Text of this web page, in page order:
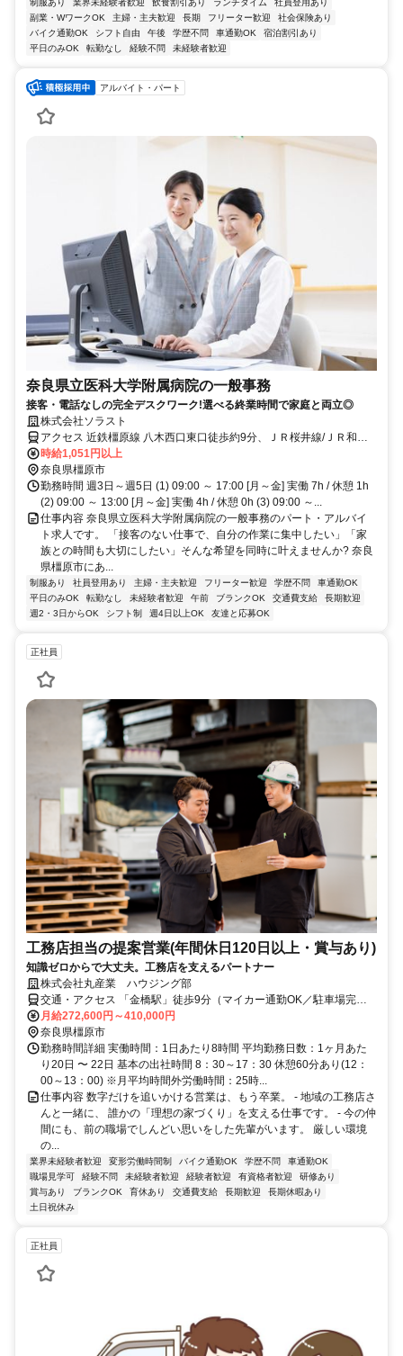
制服あり 業界未経験者歓迎 飲食割引あり ランチタイム
社員登用あり
副業・WワークOK
主婦・主夫歓迎 長期 フリーター歓迎
社会保険あり
バイク通勤OK
シフト自由 午後 学歴不問 車通勤OK
宿泊割引あり
平日のみOK
転勤なし 経験不問 未経験者歓迎
アルバイト・パート
奈良県立医科大学附属病院の一般事務
接客・電話なしの完全デスクワーク!選べる終業時間で家庭と両立◎
株式会社ソラスト
アクセス 近鉄橿原線 八木西口東口徒歩約9分、ＪＲ桜井線/ＪＲ和歌
山線 畝傍徒歩約9分、近鉄大阪線 大和八木南口徒歩約14分 「八木西
口駅」徒歩10分、「畝傍駅」徒歩10分
時給1,051円以上
奈良県橿原市
勤務時間 週3日～週5日 (1) 09:00 ～ 17:00 [月～金] 実働 7h / 休憩 1h
(2) 09:00 ～ 13:00 [月～金] 実働 4h / 休憩 0h (3) 09:00 ～...
仕事内容 奈良県立医科大学附属病院の一般事務のパート・アルバイ
ト求人です。 「接客のない仕事で、自分の作業に集中したい」「家
族との時間も大切にしたい」そんな希望を同時に叶えませんか? 奈良
県橿原市にあ...
制服あり 社員登用あり 主婦・主夫歓迎 フリーター歓迎 学歴不問
車通勤OK
平日のみOK
転勤なし 未経験者歓迎 午前 ブランクOK 交通費支給
長期歓迎
週2・3日からOK
シフト制 週4日以上OK 友達と応募OK
正社員
工務店担当の提案営業(年間休日120日以上・賞与あり)
知識ゼロからで大丈夫。工務店を支えるパートナー
株式会社丸産業 ハウジング部
交通・アクセス 「金橋駅」徒歩9分（マイカー通勤OK／駐車場完
備）
月給272,600円～410,000円
奈良県橿原市
勤務時間詳細 実働時間：1日あたり8時間 平均勤務日数：1ヶ月あた
り20日 〜 22日 基本の出社時間 8：30～17：30 休憩60分あり(12：
00～13：00) ※月平均時間外労働時間：25時...
仕事内容 数字だけを追いかける営業は、もう卒業。 - 地域の工務店さ
んと一緒に、 誰かの「理想の家づくり」を支える仕事です。 - 今の仲
間にも、前の職場でしんどい思いをした先輩がいます。 厳しい環境
の...
業界未経験者歓迎 変形労働時間制 バイク通勤OK 学歴不問
車通勤OK
職場見学可
経験不問 未経験者歓迎 経験者歓迎 有資格者歓迎
研修あり
賞与あり
ブランクOK 育休あり 交通費支給 長期歓迎
長期休暇あり
土日祝休み
正社員